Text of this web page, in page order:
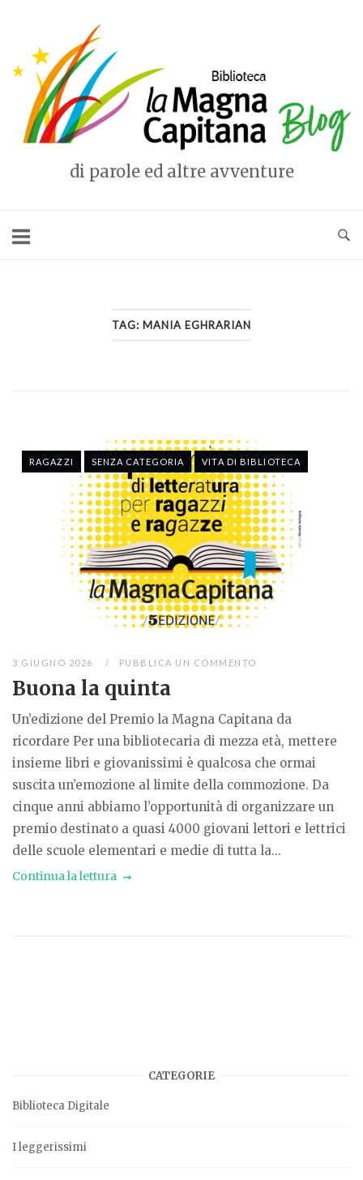
contenuto
di parole ed altre avventure
TAG: MANIA EGHRARIAN
RAGAZZI SENZA CATEGORIA VITA DI BIBLIOTECA
3 GIUGNO 2026 PUBBLICA UN COMMENTO
Buona la quinta
Un’edizione del Premio la Magna Capitana da
ricordare Per una bibliotecaria di mezza età, mettere
insieme libri e giovanissimi è qualcosa che ormai
suscita un’emozione al limite della commozione. Da
cinque anni abbiamo l’opportunità di organizzare un
premio destinato a quasi 4000 giovani lettori e lettrici
delle scuole elementari e medie di tutta la...
Continua la lettura
CATEGORIE
Biblioteca Digitale
I leggerissimi